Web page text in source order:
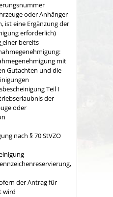
oder Anhänger
ist eine Ergänzung der
erforderlich)
einer bereits
mit
Gutachten und die
Teil I
der
oder
nach § 70 StVZO
der Antrag für
wird